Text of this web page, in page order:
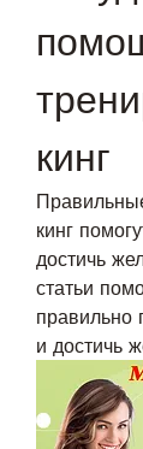
кинг
кинг
достичь
статьи
правильно
и достичь